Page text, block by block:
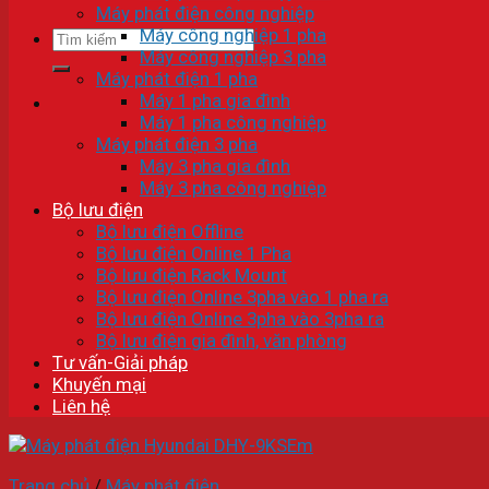
Tìm
kiếm:
Máy phát điện công nghiệp
Máy công nghiệp 1 pha
Máy công nghiệp 3 pha
Máy phát điện 1 pha
Máy 1 pha gia đình
Máy 1 pha công nghiệp
Máy phát điện 3 pha
Máy 3 pha gia đình
Máy 3 pha công nghiệp
Bộ lưu điện
Bộ lưu điện Offline
Bộ lưu điện Online 1 Pha
Bộ lưu điện Rack Mount
Bộ lưu điện Online 3pha vào 1 pha ra
Bộ lưu điện Online 3pha vào 3pha ra
Bộ lưu điện gia đình, văn phòng
Tư vấn-Giải pháp
Khuyến mại
Liên hệ